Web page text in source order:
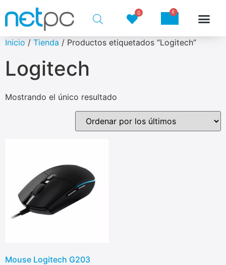
0 0
Inicio / Tienda / Productos etiquetados “Logitech”
Logitech
Mostrando el único resultado
Mouse Logitech G203